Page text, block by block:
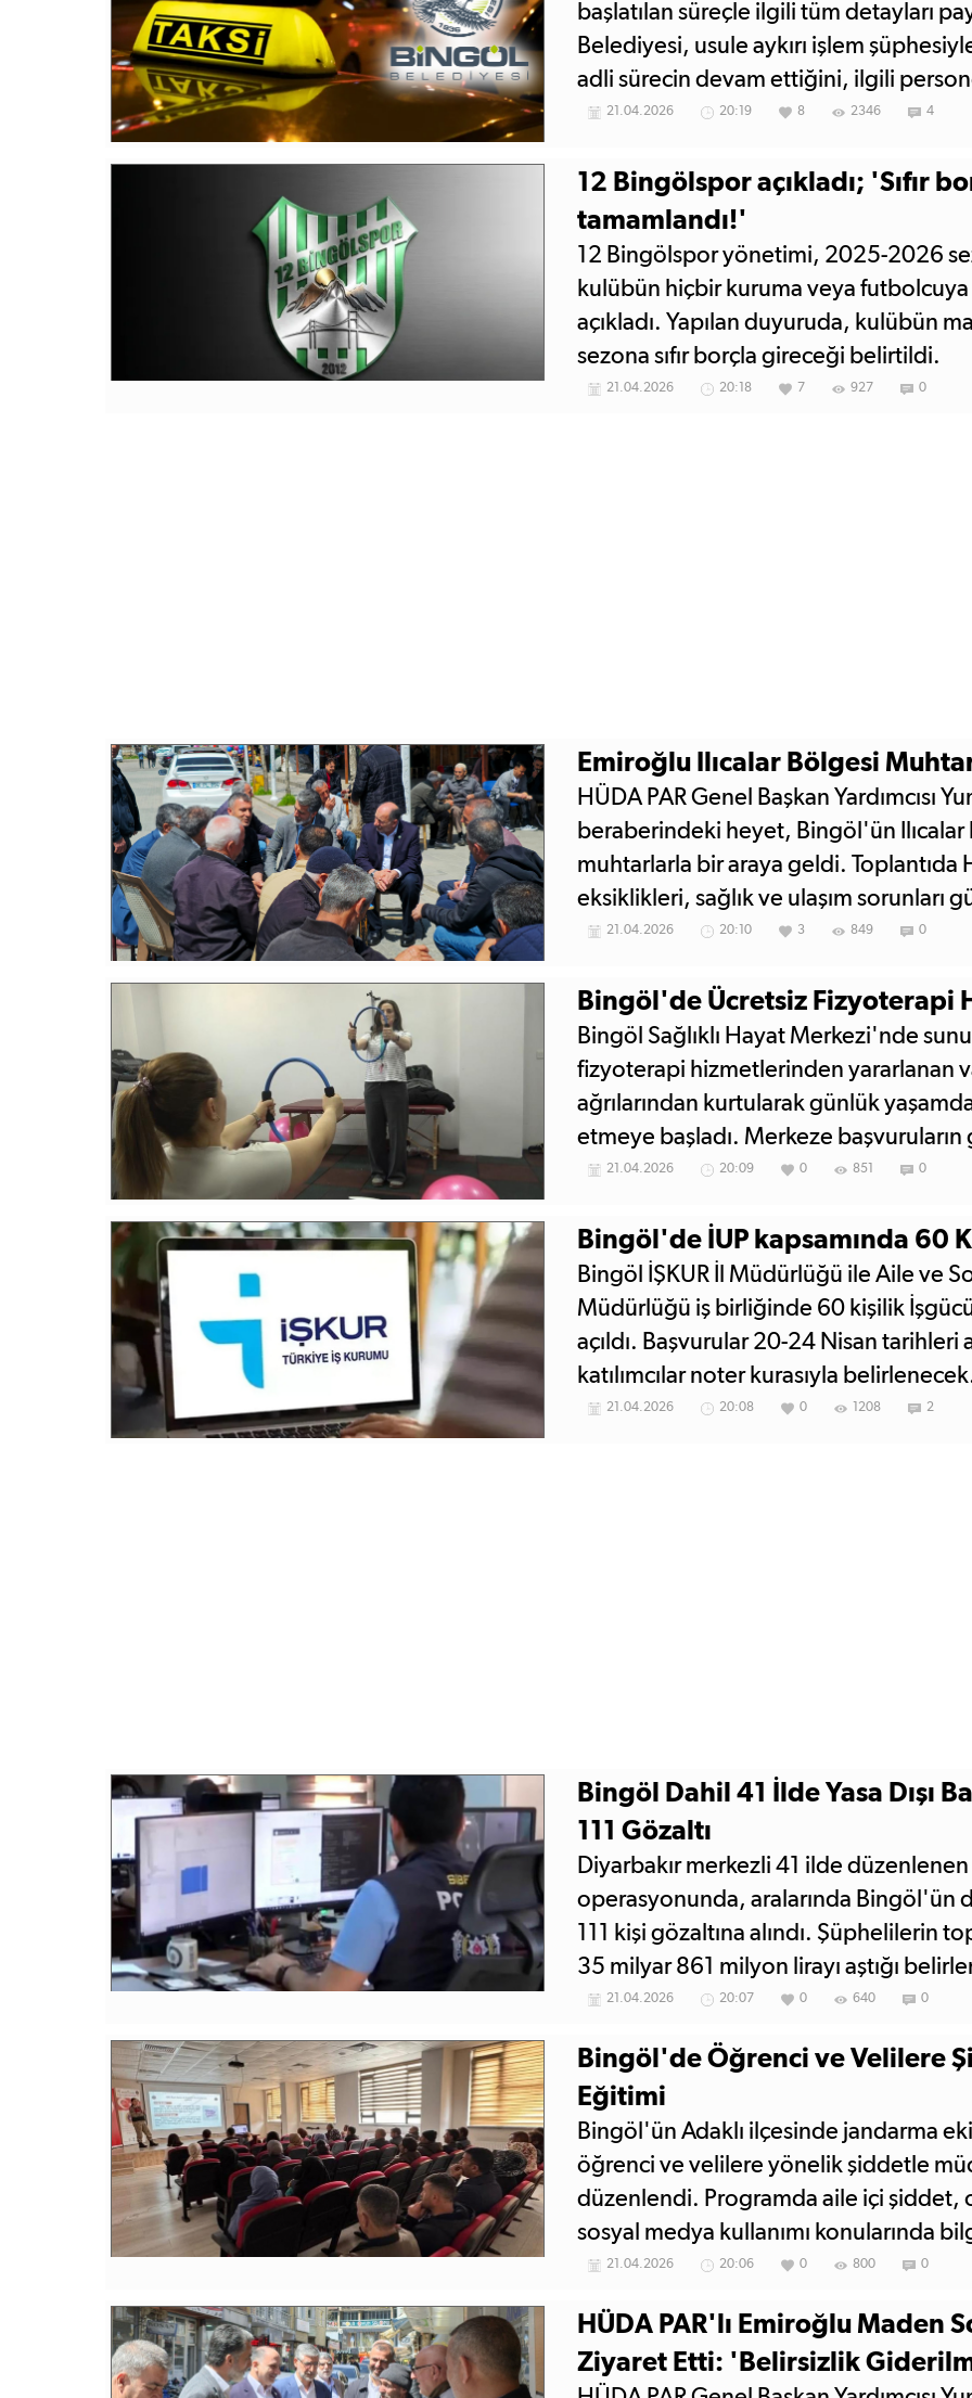
başlatılan süreçle ilgili tüm detayları
Belediyesi, usule aykırı işlem
adli sürecin devam ettiğini, ilgili
alındığını bildirdi.
21.04.2026 20:19 8 2346 4
12 Bingölspor açıkladı; 'Sıfır
tamamlandı!'
12 Bingölspor yönetimi, 2025-2026
kulübün hiçbir kuruma veya futbolcuya
açıkladı. Yapılan duyuruda, kulübün
sezona sıfır borçla gireceği belirtildi.
21.04.2026 20:18 7 927 0
Emiroğlu Ilıcalar Bölgesi
HÜDA PAR Genel Başkan Yardımcısı
beraberindeki heyet, Bingöl'ün
muhtarlarla bir araya geldi. Toplantıda
eksiklikleri, sağlık ve ulaşım sorunları
21.04.2026 20:10 3 849 0
Bingöl'de Ücretsiz Fizyoterapi
Bingöl Sağlıklı Hayat Merkezi'nde
fizyoterapi hizmetlerinden yararlanan
ağrılarından kurtularak günlük
etmeye başladı. Merkeze başvuruların
buçuk kat arttığı bildirildi.
21.04.2026 20:09 0 851 0
Bingöl'de İUP kapsamında 60
Bingöl İŞKUR İl Müdürlüğü ile Aile ve
Müdürlüğü iş birliğinde 60 kişilik
açıldı. Başvurular 20-24 Nisan tarihleri
katılımcılar noter kurasıyla
21.04.2026 20:08 0 1208 2
Bingöl Dahil 41 İlde Yasa Dışı
111 Gözaltı
Diyarbakır merkezli 41 ilde düzenlenen
operasyonunda, aralarında Bingöl'ün
111 kişi gözaltına alındı. Şüphelilerin
35 milyar 861 milyon lirayı aştığı
21.04.2026 20:07 0 640 0
Bingöl'de Öğrenci ve Velilere
Eğitimi
Bingöl'ün Adaklı ilçesinde jandarma
öğrenci ve velilere yönelik şiddetle
düzenlendi. Programda aile içi şiddet,
sosyal medya kullanımı konularında
21.04.2026 20:06 0 800 0
HÜDA PAR'lı Emiroğlu Maden
Ziyaret Etti: 'Belirsizlik